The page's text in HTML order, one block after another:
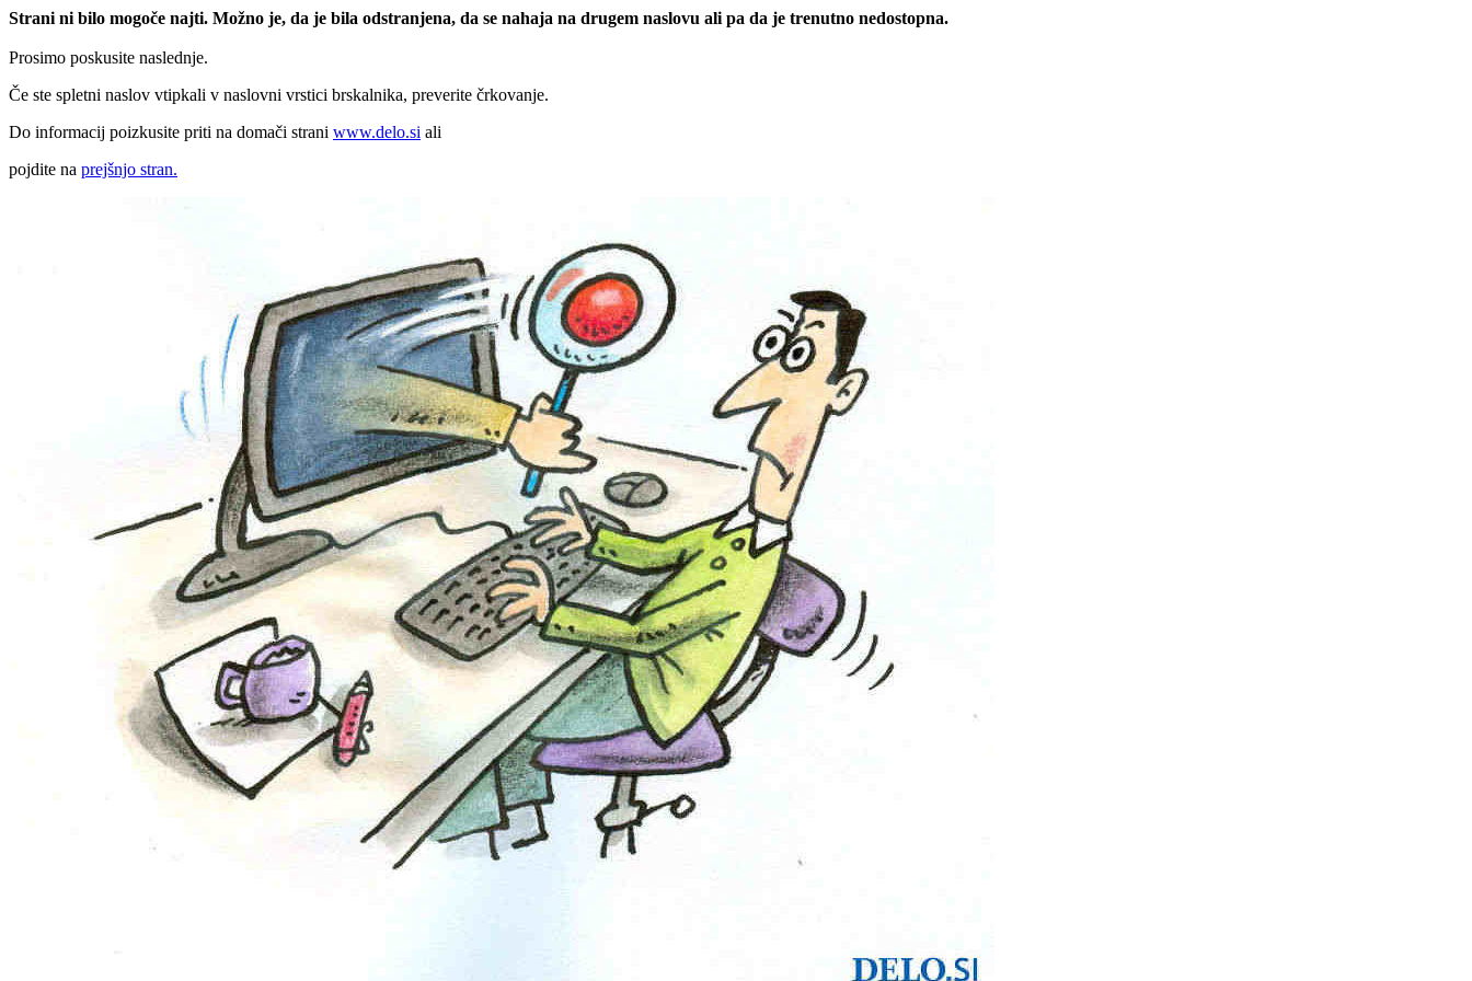
Strani ni bilo mogoče najti. Možno je, da je bila odstranjena, da se nahaja na drugem naslovu ali pa da je trenutno nedostopna.
Prosimo poskusite naslednje.
Če ste spletni naslov vtipkali v naslovni vrstici brskalnika, preverite črkovanje.
Do informacij poizkusite priti na domači strani www.delo.si ali
pojdite na prejšnjo stran.